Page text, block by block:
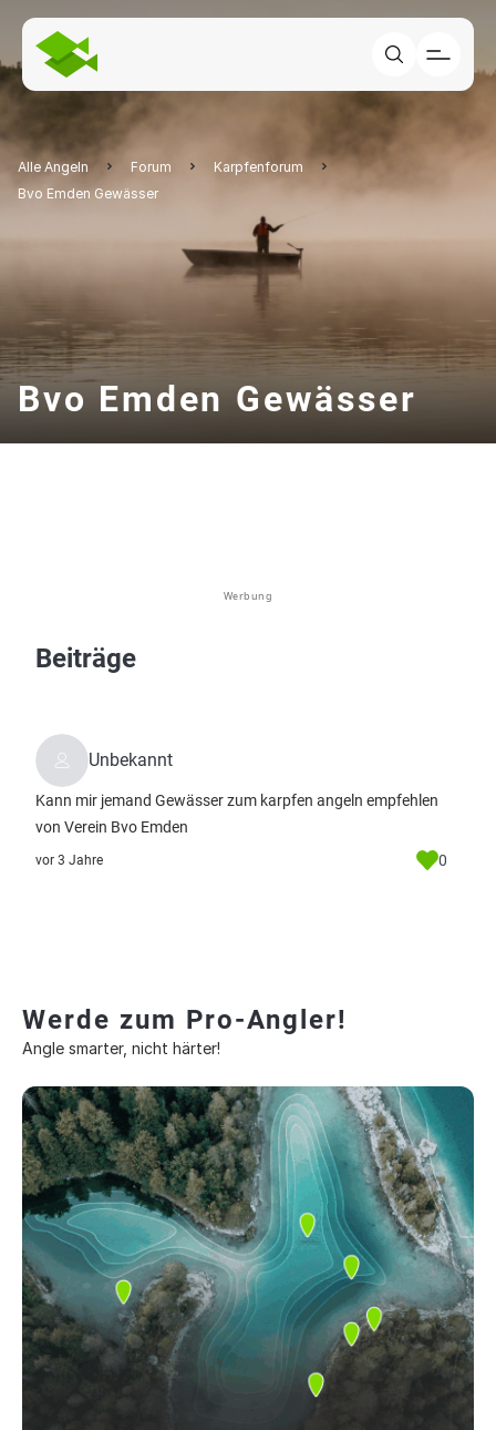
Alle Angeln Forum
Karpfenforum
Bvo Emden Gewässer
Bvo Emden Gewässer
Werbung
Beiträge
Unbekannt
Kann mir jemand Gewässer zum karpfen angeln empfehlen
von Verein Bvo Emden
vor 3 Jahre 0
Werde zum Pro-Angler!
Angle smarter, nicht härter!